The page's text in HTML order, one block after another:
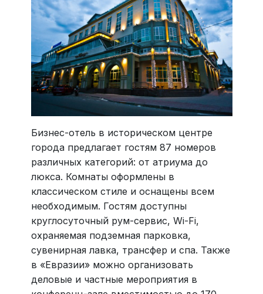
Бизнес-отель в историческом центре
города предлагает гостям 87 номеров
различных категорий: от атриума до
люкса. Комнаты оформлены в
классическом стиле и оснащены всем
необходимым. Гостям доступны
круглосуточный рум-сервис, Wi-Fi,
охраняемая подземная парковка,
сувенирная лавка, трансфер и спа. Также
в «Евразии» можно организовать
деловые и частные мероприятия в